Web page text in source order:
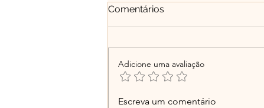
Educação humanizadora:
Comentários
Adicione uma avaliação
Escreva um comentário